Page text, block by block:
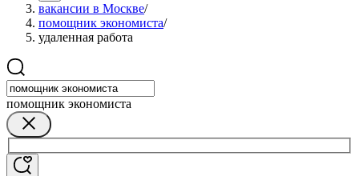
вакансии в Москве/
помощник экономиста/
удаленная работа
помощник экономиста